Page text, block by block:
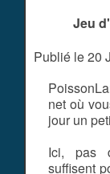
Jeu
Publié le 20
net où
jour un
Ici, pas
suffisent